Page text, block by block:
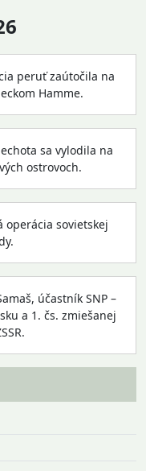
peruť zaútočila na
Hamme.
sa vylodila na
ostrovoch.
operácia sovietskej
účastník SNP –
a 1. čs. zmiešanej